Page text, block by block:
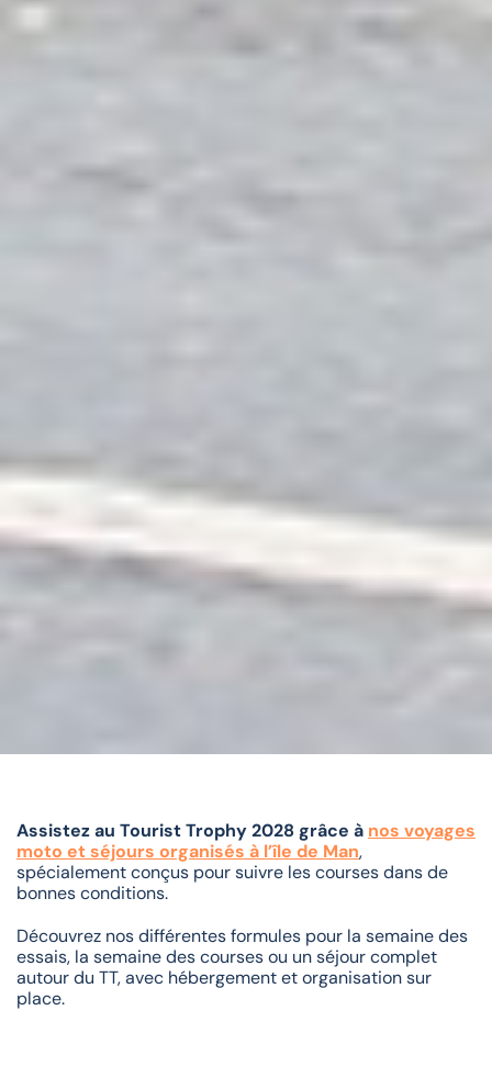
Assistez au Tourist Trophy 2028 grâce à nos voyages
moto et séjours organisés à l’île de Man,
spécialement conçus pour suivre les courses dans de
bonnes conditions.
Découvrez nos différentes formules pour la semaine des
essais, la semaine des courses ou un séjour complet
autour du TT, avec hébergement et organisation sur
place.